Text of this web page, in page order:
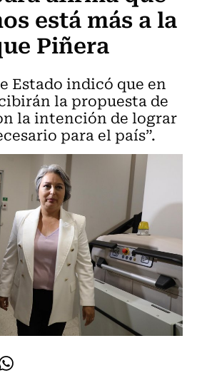
está más a la
Piñera
Estado indicó que en
la propuesta de
la intención de lograr
para el país”.